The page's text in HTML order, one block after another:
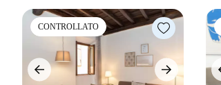
CONTROLLATO